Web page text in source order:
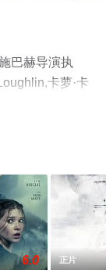
巴赫导演执
卡萝·卡
绎的美国电
电视猫或剧
6.0 正片